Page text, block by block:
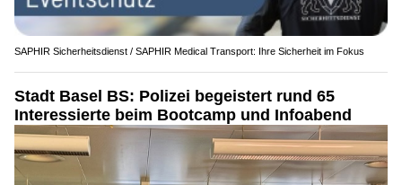
SAPHIR Sicherheitsdienst / SAPHIR Medical Transport: Ihre Sicherheit im Fokus
Stadt Basel BS: Polizei begeistert rund 65
Interessierte beim Bootcamp und Infoabend